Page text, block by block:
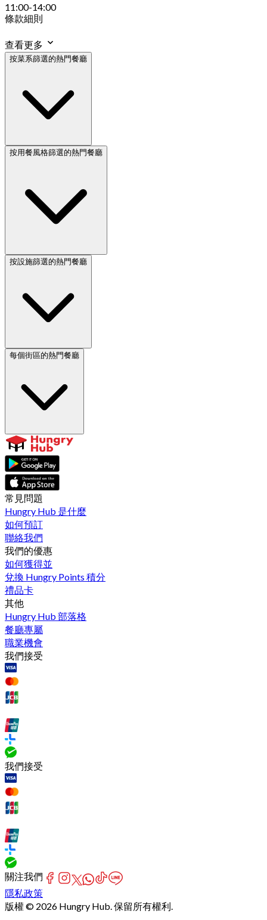
11:00-14:00
條款細則
查看更多
按菜系篩選的熱門餐廳
按用餐風格篩選的熱門餐廳
按設施篩選的熱門餐廳
每個街區的熱門餐廳
常見問題
Hungry Hub 是什麼
如何預訂
聯絡我們
我們的優惠
如何獲得並
兌換 Hungry Points 積分
禮品卡
其他
Hungry Hub 部落格
餐廳專屬
職業機會
我們接受
我們接受
關注我們
隱私政策
版權 © 2026 Hungry Hub. 保留所有權利.